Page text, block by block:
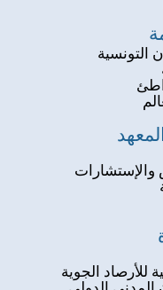
التونسية
للأرصاد الجوية